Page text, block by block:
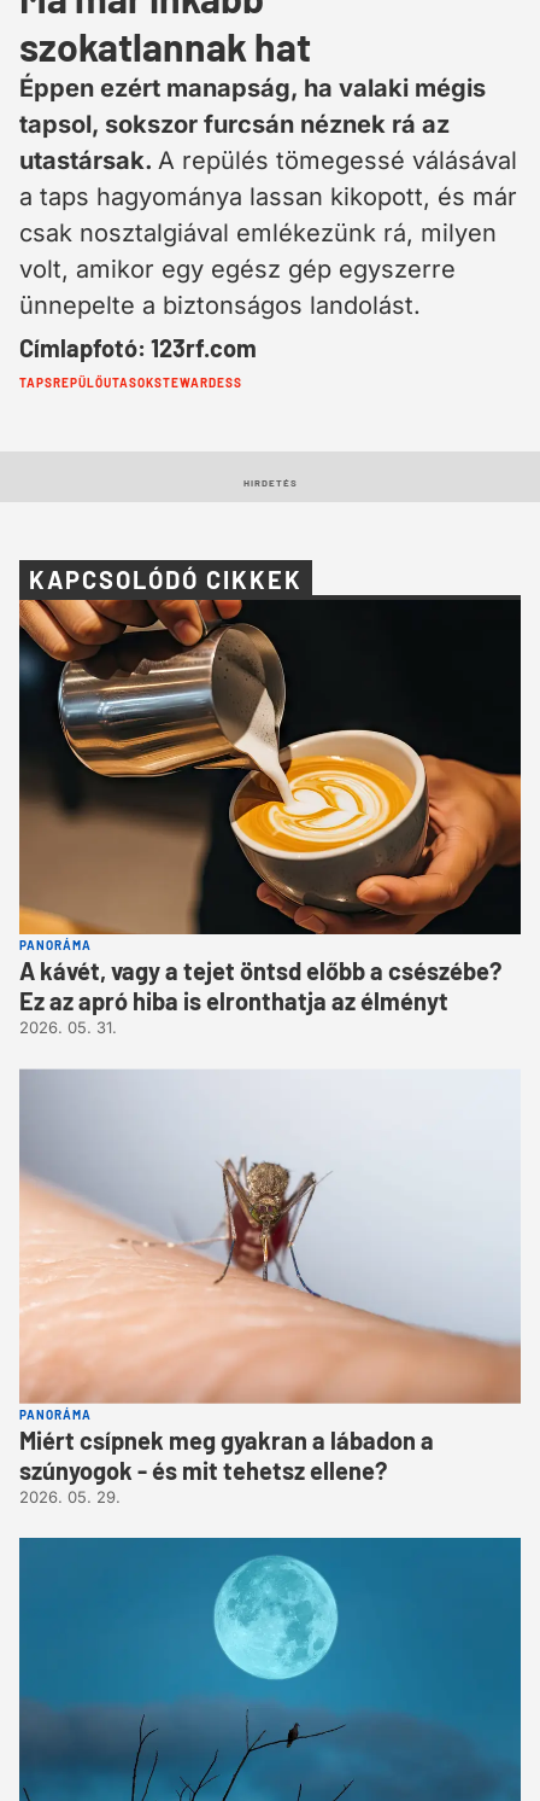
szokatlannak hat
Éppen ezért manapság, ha valaki mégis
tapsol, sokszor furcsán néznek rá az
utastársak. A repülés tömegessé válásával
a taps hagyománya lassan kikopott, és már
csak nosztalgiával emlékezünk rá, milyen
volt, amikor egy egész gép egyszerre
ünnepelte a biztonságos landolást.
Címlapfotó: 123rf.com
Cimkék:
TAPSREPÜLŐUTASOKSTEWARDESS
HIRDETÉS
KAPCSOLÓDÓ CIKKEK
PANORÁMA
A kávét, vagy a tejet öntsd előbb a csészébe?
Ez az apró hiba is elronthatja az élményt
2026. 05. 31.
PANORÁMA
Miért csípnek meg gyakran a lábadon a
szúnyogok - és mit tehetsz ellene?
2026. 05. 29.